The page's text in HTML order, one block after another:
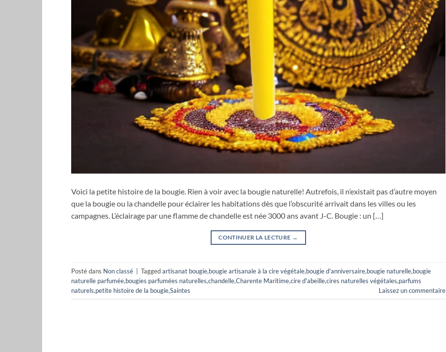
Voici la petite histoire de la bougie. Rien à voir avec la bougie naturelle! Autrefois, il n’existait pas d’autre moyen
que la bougie ou la chandelle pour éclairer les habitations dès que l’obscurité arrivait dans les villes ou les
campagnes. L’éclairage par une flamme de chandelle est née 3000 ans avant J-C. Bougie : un […]
CONTINUER LA LECTURE →
Posté dans Non classé Taggedartisanat bougie,bougie artisanale à la cire végétale,bougie d'anniversaire,bougie naturelle,bougie
naturelle parfumée,bougies parfumées naturelles,chandelle,Charente Maritime,cire d'abeille,cires naturelles végétales,parfums
naturels,petite histoire de la bougie,Saintes Laissez un commentaire